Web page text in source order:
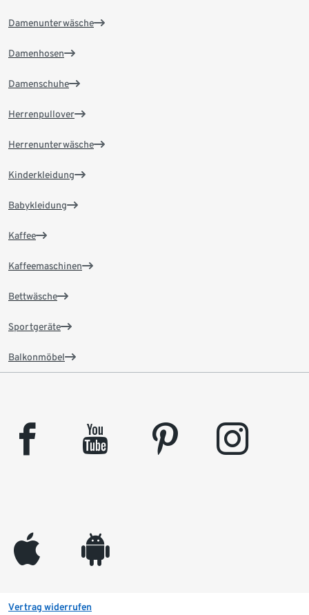
Damenunterwäsche
Damenhosen
Damenschuhe
Herrenpullover
Herrenunterwäsche
Kinderkleidung
Babykleidung
Kaffee
Kaffeemaschinen
Bettwäsche
Sportgeräte
Balkonmöbel
facebook youtube pinterest instagram
appleinc android
Vertrag widerrufen